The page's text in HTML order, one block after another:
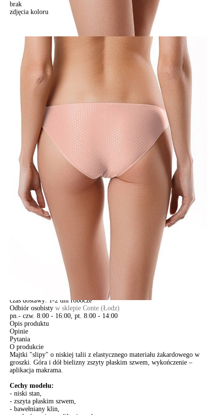
brak
zdjęcia koloru
Majtki "slipy" VOYAGE RP4015, r. 102/L, jasnoróżowy
Majtki "slipy" VOYAGE RP4015, r. 102/L, jasnoróżowy
37,90 zł
Kolory:
BRAK
ZDJĘCIA
BRAK
ZDJĘCIA
ZDJĘCIA
ZDJĘCIA
Rozmiary:
Tabela rozmiarów
102/L
106/XL
+
DODAJ DO KOSZYKA
Jak złożyć zamówienie
POWIADOM MNIE O DOSTĘPNOŚCI
ПОЛУЧИТЬ ПО EMAIL
darmowa od 99 zł
czas dostawy: 1-2 dni robocze
Paczkomaty InPost 24/7,
darmowa od 50 zł
czas dostawy: 1-2 dni robocze
Odbiór osobisty w sklepie Conte (Łodz)
pn.- czw. 8:00 - 16:00, pt. 8:00 - 14:00
Opis produktu
Opinie
Pytania
O produkcie
Majtki "slipy" o niskiej talii z elastycznego materiału żakardowego w
groszki. Góra i dół bielizny zszyty płaskim szwem, wykończenie –
aplikacja makrama.
Cechy modelu:
- niski stan,
- zszyta płaskim szwem,
- bawełniany klin,